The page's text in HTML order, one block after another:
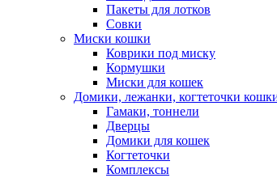
Пакеты для лотков
Совки
Миски кошки
Коврики под миску
Кормушки
Миски для кошек
Домики, лежанки, когтеточки
Гамаки, тоннели
Дверцы
Домики для кошек
Когтеточки
Комплексы